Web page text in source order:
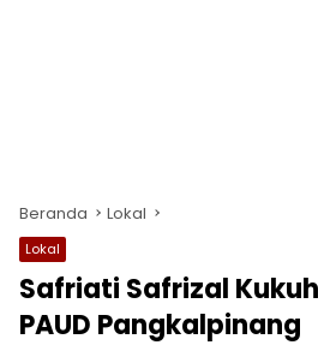
Beranda Lokal
Lokal
Safriati Safrizal
PAUD Pangkalpinang